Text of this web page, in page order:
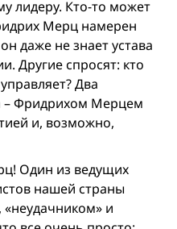
лидеру. Кто-то может
Мерц намерен
даже не знает устава
Другие спросят: кто
Два
– Фридрихом Мерцем
и, возможно,
Один из ведущих
нашей страны
«неудачником» и